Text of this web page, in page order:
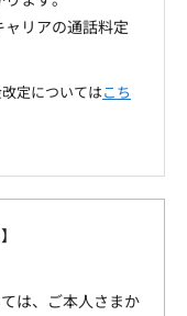
リアの通話料定
定についてはこち
は、ご本人さまか